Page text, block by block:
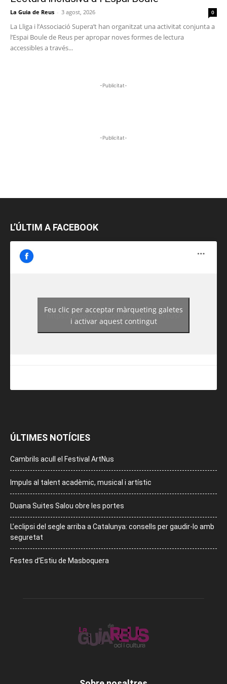
La Guia de Reus - 3 agost, 2026 0
La Lliga i l’Associació Supera’t han organitzat una activitat conjunta a
l’Espai Boule de Reus per apropar noves formes de lectura
accessibles a través...
-Publicitat-
-Publicitat-
L’ÚLTIM A FACEBOOK
https://www.facebook.com/guiadereus/
Feu clic per acceptar màrqueting galetes
i activar aquest contingut
ÚLTIMES NOTÍCIES
Cambrils acull el Festival ArtNus
Impuls al talent acadèmic, musical i artístic
Duana Suites Salou obre les portes
L’eclipsi del segle arriba a Catalunya: consells per gaudir-lo amb
seguretat
Festes d’Estiu de Masboquera